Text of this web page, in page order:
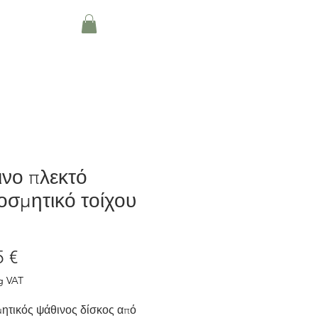
Blog
πλεκτό
τοίχου
€Price
VAT
ψάθινος δίσκος από